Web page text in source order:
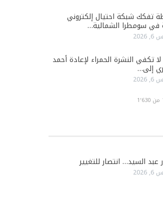
تفكك شبكة احتيال إلكتروني
في سومطرا الشمالية…
لا تكفي النشرة الحمراء لإعادة أحمد
إلى…
عبد السيد… انتصار للتغيير